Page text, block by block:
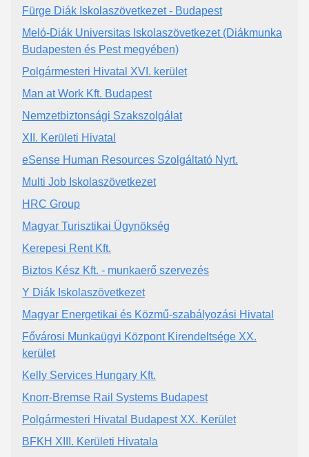
Fürge Diák Iskolaszövetkezet - Budapest
Meló-Diák Universitas Iskolaszövetkezet (Diákmunka
Budapesten és Pest megyében)
Polgármesteri Hivatal XVI. kerület
Man at Work Kft. Budapest
Nemzetbiztonsági Szakszolgálat
XII. Kerületi Hivatal
eSense Human Resources Szolgáltató Nyrt.
Multi Job Iskolaszövetkezet
HRC Group
Magyar Turisztikai Ügynökség
Kerepesi Rent Kft.
Biztos Kész Kft. - munkaerő szervezés
Y Diák Iskolaszövetkezet
Magyar Energetikai és Közmű-szabályozási Hivatal
Fővárosi Munkaügyi Központ Kirendeltsége XX.
kerület
Kelly Services Hungary Kft.
Knorr-Bremse Rail Systems Budapest
Polgármesteri Hivatal Budapest XX. Kerület
BFKH XIII. Kerületi Hivatala